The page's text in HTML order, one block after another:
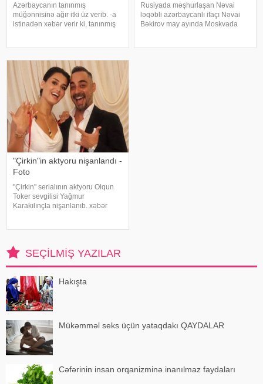
Azərbaycanın tanınmış
müğənnisinə ağır itki üz verib. -a
istinadən xəbər verir ki, tanınmış
məxsus bağ sahəsində çalışarkən
əlinə bata
Rusiyada məşhurlaşan Nəvai
ləqəbli azərbaycanlı ifaçı Nəvai
Bəkirov may ayında Moskvada
"Çirkin"in aktyoru nişanlandı -
Foto
"Çirkin" serialının aktyoru Olqun
Toker sevgilisi Yağmur
Karakılınçla nişanlanıb. xəbər
SEÇILMIŞ YAZILAR
Hakışta
Mükəmməl seks üçün yataqdakı QAYDALAR
Cəfərinin insan orqanizminə inanılmaz faydaları